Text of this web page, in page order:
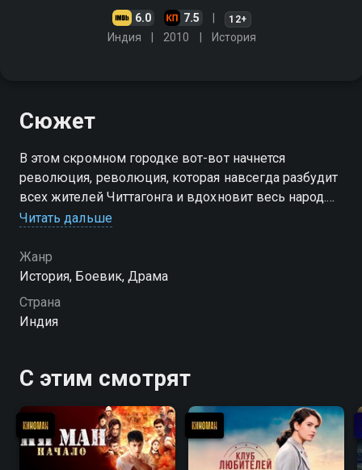
6.0 7.5 12+
Индия 2010 История
Сюжет
В этом скромном городке вот-вот начнется
революция, революция, которая навсегда разбудит
всех жителей Читтагонга и вдохновит весь народ.
18 апреля. За одну ночь пять одновременных атак.
парней
Читать дальше
Жанр
История, Боевик, Драма
Страна
Индия
С этим смотрят